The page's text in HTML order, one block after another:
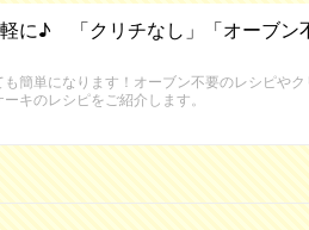
に♪ 「クリチなし」「オーブン
簡単になります！オーブン不要のレシピや
キのレシピをご紹介します。